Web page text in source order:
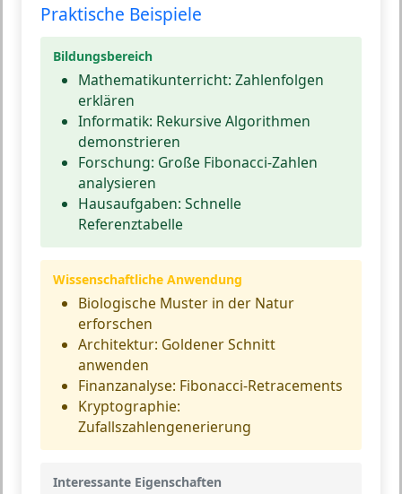
Praktische Beispiele
Bildungsbereich
Mathematikunterricht: Zahlenfolgen
erklären
Informatik: Rekursive Algorithmen
demonstrieren
Forschung: Große Fibonacci-Zahlen
analysieren
Hausaufgaben: Schnelle
Referenztabelle
Wissenschaftliche Anwendung
Biologische Muster in der Natur
erforschen
Architektur: Goldener Schnitt
anwenden
Finanzanalyse: Fibonacci-Retracements
Kryptographie:
Zufallszahlengenerierung
Interessante Eigenschaften